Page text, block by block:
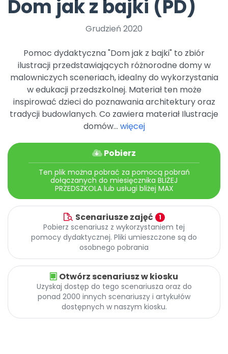
Pomoc
Promocje
Dom jak z bajki (PD)
Grudzień 2020
Pomoc dydaktyczna "Dom jak z bajki" to zbiór
ilustracji przedstawiających różnorodne domy w
malowniczych sceneriach, idealny do wykorzystania
w edukacji przedszkolnej. Materiał ten może
inspirować dzieci do poznawania architektury oraz
tradycji budowlanych. Co zawiera materiał Ilustracje
domów... więcej
Pobierz
Ten plik można pobrać za pomocą pobrań
dołączanych do miesięcznika BLIŻEJ
PRZEDSZKOLA lub usługi bliżej MAX
Scenariusze zajęć 1
Pobierz scenariusz z wykorzystaniem tej
pomocy dydaktycznej. Pliki umieszczone są do
osobnego pobrania
Otwórz scenariusz w kiosku
Uzyskaj dostęp do tego scenariusza oraz do
ponad 2000 innych scenariuszy i artykułów
dostępnych w naszym kiosku.